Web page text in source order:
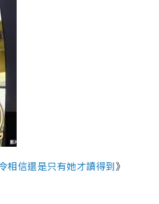
信還是只有她才讀得到》